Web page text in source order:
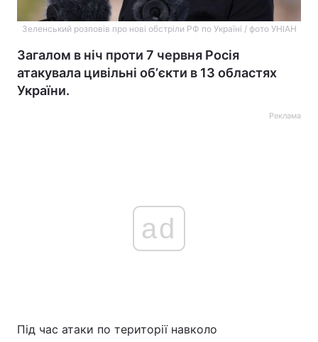
Зеленський розповів про нові обстріли РФ по Україні / фото УНІАН
Загалом в ніч проти 7 червня Росія
атакувала цивільні обʼєкти в 13 областях
України.
Реклама
ad
Під час атаки по території навколо